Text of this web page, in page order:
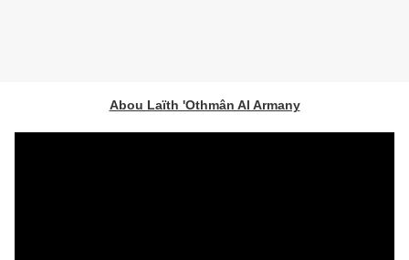
Abou Laïth 'Othmân Al Armany